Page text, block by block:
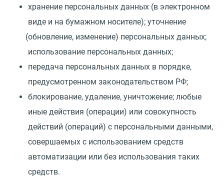
хранение персональных данных (в электронном
виде и на бумажном носителе); уточнение
(обновление, изменение) персональных данных;
использование персональных данных;
передача персональных данных в порядке,
предусмотренном законодательством РФ;
блокирование, удаление, уничтожение; любые
иные действия (операции) или совокупность
действий (операций) с персональными данными,
совершаемых с использованием средств
автоматизации или без использования таких
средств.